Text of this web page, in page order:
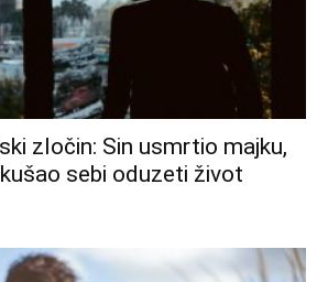
zločin: Sin usmrtio majku,
sebi oduzeti život